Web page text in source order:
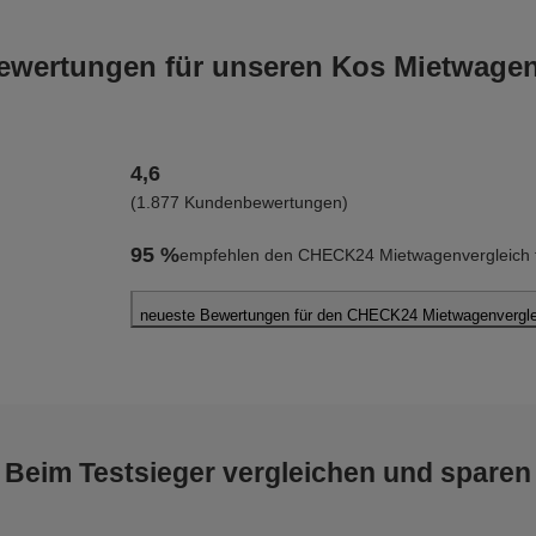
für unseren Kos
4,6
(1.877 Kundenbewertungen)
95 %empfehlen den CHECK24 Mietwagenvergleich
neueste Bewertungen für den CHECK24
Manfred E.
Beim Testsieger vergleichen und sparen